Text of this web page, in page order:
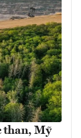
than, Mỹ